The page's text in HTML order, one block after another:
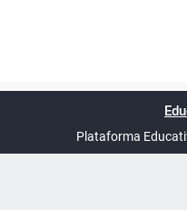
UTC+02:00
Plataforma